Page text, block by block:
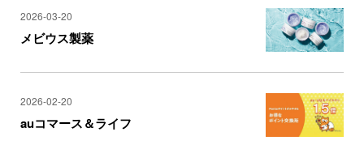
2026-03-20
メビウス製薬
2026-02-20
auコマース＆ライフ